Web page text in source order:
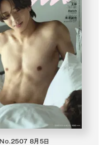
No.2507 8月5日